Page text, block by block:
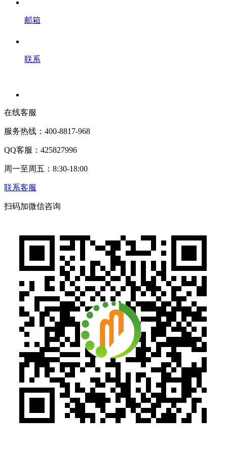
邮箱
联系
在线客服
服务热线：400-8817-968
QQ客服：425827996
周一至周五：8:30-18:00
联系客服
扫码加微信咨询